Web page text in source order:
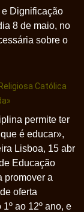
e Dignificação
8 de maio, no
sobre o
Católica
permite ter
é educar»,
Lisboa, 15 abr
Educação
promover a
oferta
ao 12º ano, e